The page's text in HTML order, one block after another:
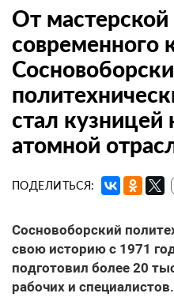
От
современного
стал кузницей
атомной
ПОДЕЛИТЬСЯ:
Сосновоборский
свою историю с 1971
подготовил более 20
рабочих и